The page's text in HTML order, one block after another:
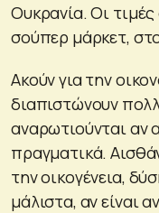
Ουκρανία. Οι
σούπερ μάρκετ,
Ακούν για την
διαπιστώνουν
αναρωτιούνται
πραγματικά.
την οικογένεια,
μάλιστα, αν είναι